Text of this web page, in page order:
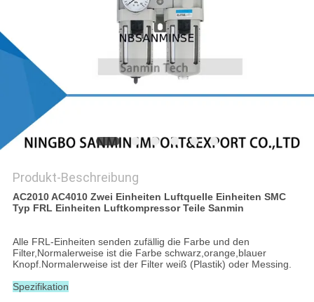
DATENSCHUTZERKLÄRUNG
Produkt-Beschreibung
AC2010 AC4010 Zwei Einheiten Luftquelle Einheiten SMC
Typ FRL Einheiten Luftkompressor Teile Sanmin
Alle FRL-Einheiten senden zufällig die Farbe und den
Filter,Normalerweise ist die Farbe schwarz,orange,blauer
Knopf.Normalerweise ist der Filter weiß (Plastik) oder Messing.
Spezifikation